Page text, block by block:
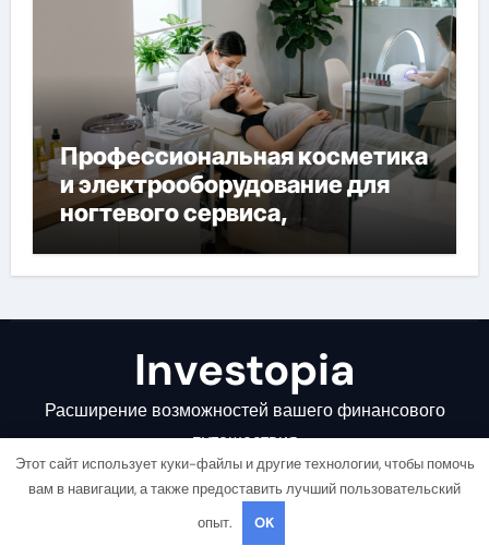
Профессиональная косметика
и электрооборудование для
ногтевого сервиса,
наращивания ресниц и
депиляции
Investopia
Расширение возможностей вашего финансового
путешествия
Этот сайт использует куки-файлы и другие технологии, чтобы помочь
вам в навигации, а также предоставить лучший пользовательский
опыт.
OK